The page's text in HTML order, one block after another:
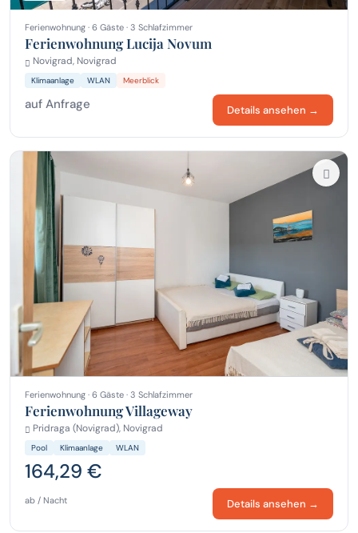
Ferienwohnung · 6 Gäste · 3 Schlafzimmer
Ferienwohnung Lucija Novum
Novigrad, Novigrad
Klimaanlage WLAN Meerblick
auf Anfrage Details ansehen →
Ferienwohnung · 6 Gäste · 3 Schlafzimmer
Ferienwohnung Villageway
Pridraga (Novigrad), Novigrad
Pool Klimaanlage WLAN
164,29 €
ab / Nacht Details ansehen →